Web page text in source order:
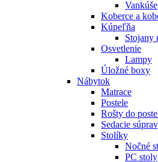
Vankúše
Koberce a
Kúpeľňa
Stojany
Osvetlenie
Lampy
Úložné boxy
Nábytok
Matrace
Postele
Rošty do
Sedacie
Stolíky
Nočné
PC stoly